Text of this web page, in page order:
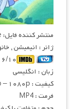
منتشر کننده فایل: Film2Movie
ژانر : انیمیشن ,
۶/۱۰ از ۳۴ رای
زبان : انگلیسی
کیفیت : ۴۸۰p – ۷۲۰p – ۱۰۸۰p
فرمت : MP4